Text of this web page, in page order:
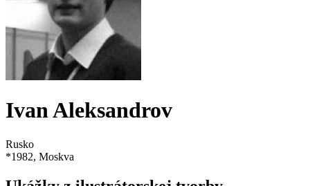
Ivan Aleksandrov
Rusko
*1982, Moskva